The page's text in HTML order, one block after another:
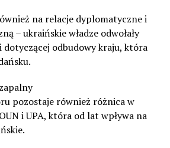
na relacje dyplomatyczne i
– ukraińskie władze odwołały
dotyczącej odbudowy kraju, która
pozostaje również różnica w
i UPA, która od lat wpływa na